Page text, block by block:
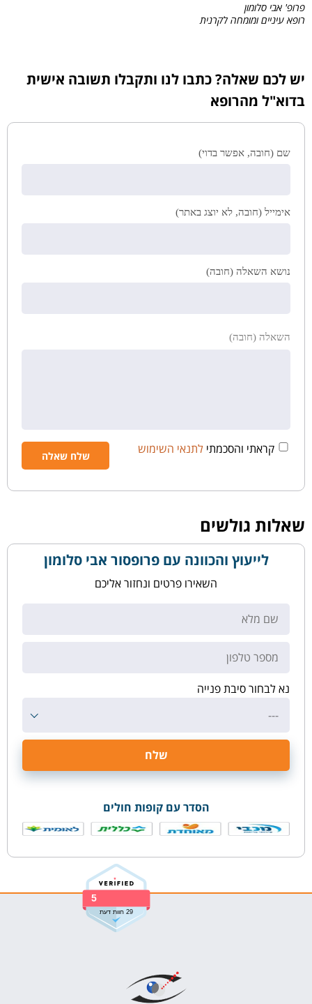
פרופ' אבי סלומון
רופא עיניים ומומחה לקרנית
יש לכם שאלה? כתבו לנו ותקבלו תשובה אישית
בדוא"ל מהרופא
שם (חובה, אפשר בדוי)
אימייל (חובה, לא יוצג באתר)
נושא השאלה (חובה)
השאלה (חובה)
קראתי והסכמתי לתנאי השימוש
שאלות גולשים
לייעוץ והכוונה עם פרופסור אבי סלומון
השאירו פרטים ונחזור אליכם
נא לבחור סיבת פנייה
---
הסדר עם קופות חולים
5
29 חוות דעת